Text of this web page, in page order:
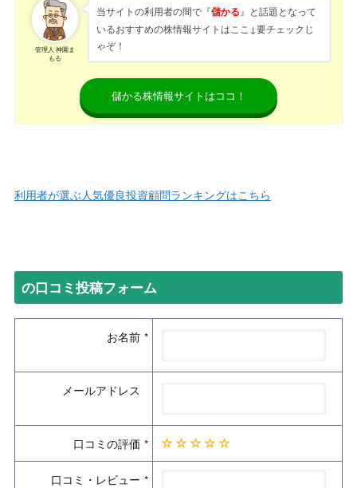
管理人 神園ま
もる
当サイトの利用者の間で『儲かる 』と話題となって
いるおすすめの株情報サイトはここ↓要チェックじ
ゃぞ！
儲かる株情報サイトはココ！
利用者が選ぶ人気優良投資顧問ランキングはこちら
の口コミ投稿フォーム
お名前
メールアドレス
口コミの評価
口コミ・レビュー